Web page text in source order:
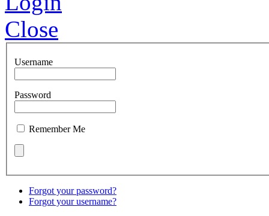
Close
Username
Password
Remember Me
Forgot your password?
Forgot your username?